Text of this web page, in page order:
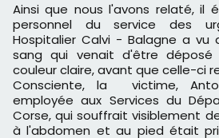
Ainsi que nous l'avons relaté, il était 13h30 lorsque le
personnel du service des
Hospitalier Calvi - Balagne a vu
sang qui venait d'être
couleur claire, avant que celle-ci
Consciente, la victime,
employée aux Services du
Corse, qui souffrait visiblement
à l'abdomen et au pied était